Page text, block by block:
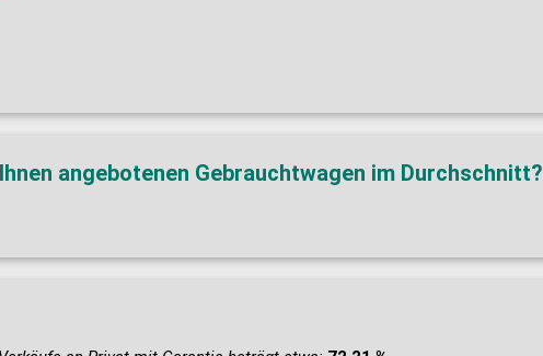
angebotenen Gebrauchtwagen im Durchschnitt?